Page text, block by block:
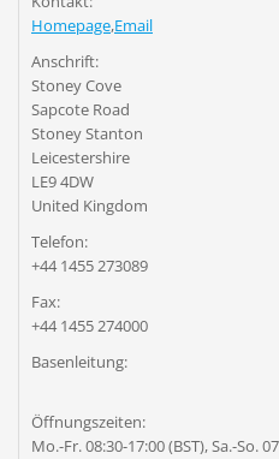
Homepage,Email
Anschrift:
Stoney Cove
Sapcote Road
Stoney Stanton
Leicestershire
LE9 4DW
United Kingdom
Telefon:
+44 1455 273089
Fax:
+44 1455 274000
Basenleitung:
Öffnungszeiten:
Mo.-Fr. 08:30-17:00 (BST), Sa.-So.